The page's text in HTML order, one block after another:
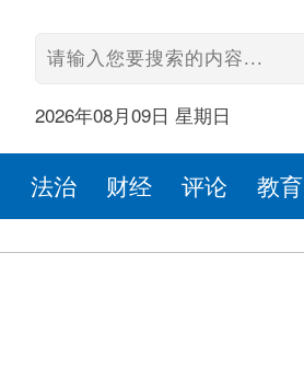
2026年08月09日 星期日
法治 财经 评论 教育